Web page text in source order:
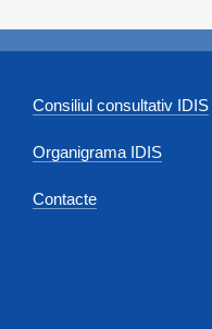
Consiliul consultativ IDIS
Organigrama IDIS
Contacte